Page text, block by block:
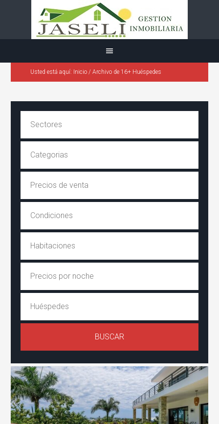
Usted está aquí: Inicio / Archivo de 16+ Huéspedes